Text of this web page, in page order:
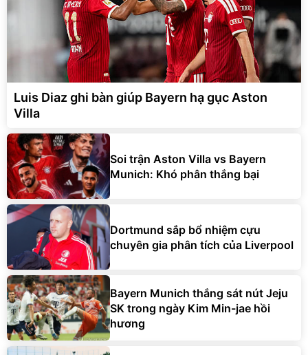
Luis Diaz ghi bàn giúp Bayern hạ gục Aston
Villa
Soi trận Aston Villa vs Bayern
Munich: Khó phân thắng bại
Dortmund sắp bổ nhiệm cựu
chuyên gia phân tích của Liverpool
Bayern Munich thắng sát nút Jeju
SK trong ngày Kim Min-jae hồi
hương